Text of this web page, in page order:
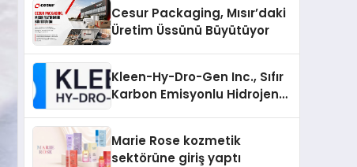
Cesur Packaging, Mısır’daki
Üretim Üssünü Büyütüyor
Kleen-Hy-Dro-Gen Inc., Sıfır
Karbon Emisyonlu Hidrojen
Aldı
Marie Rose kozmetik
sektörüne giriş yaptı